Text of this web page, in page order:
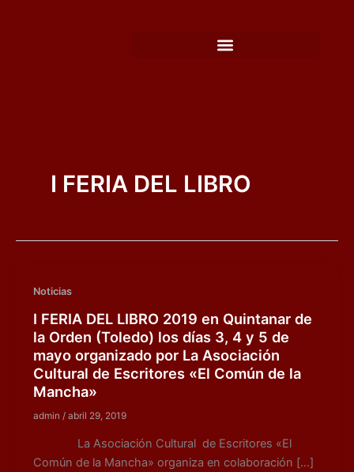
I FERIA DEL LIBRO
Noticias
I FERIA DEL LIBRO 2019 en Quintanar de
la Orden (Toledo) los días 3, 4 y 5 de
mayo organizado por La Asociación
Cultural de Escritores «El Común de la
Mancha»
admin / abril 29, 2019
La Asociación Cultural de Escritores «El
Común de la Mancha» organiza en colaboración […]